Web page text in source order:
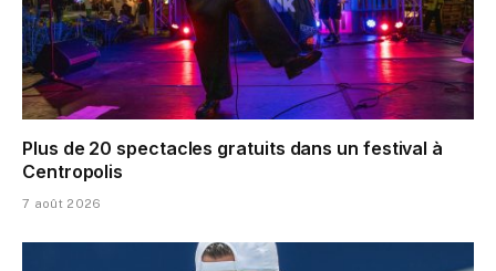
Plus de 20 spectacles gratuits dans un festival à
Centropolis
7 août 2026